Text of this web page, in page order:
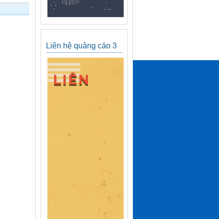
Liên hệ quảng cáo 3